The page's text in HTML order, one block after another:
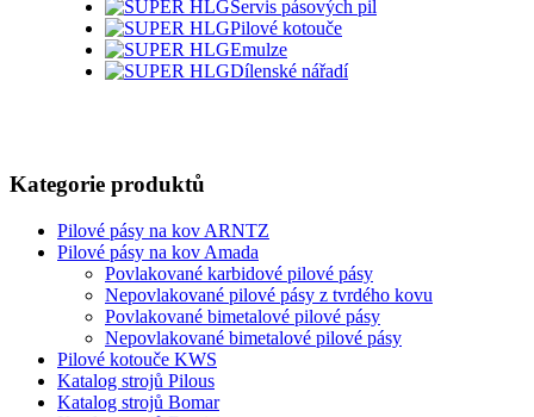
Servis pásových pil
Pilové kotouče
Emulze
Dílenské nářadí
Kategorie produktů
Pilové pásy na kov ARNTZ
Pilové pásy na kov Amada
Povlakované karbidové pilové pásy
Nepovlakované pilové pásy z tvrdého kovu
Povlakované bimetalové pilové pásy
Nepovlakované bimetalové pilové pásy
Pilové kotouče KWS
Katalog strojů Pilous
Katalog strojů Bomar